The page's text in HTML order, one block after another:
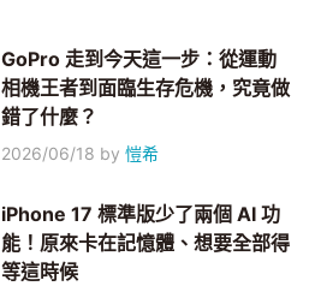
GoPro 走到今天這一步：從運動
相機王者到面臨生存危機，究竟做
錯了什麼？
2026/06/18 by愷希
iPhone 17 標準版少了兩個 AI 功
能！原來卡在記憶體、想要全部得
等這時候